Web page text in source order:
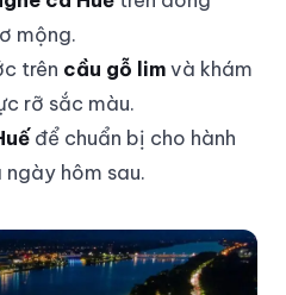
mộng.
trên cầu gỗ limvà khám
rỡ sắc màu.
để chuẩn bị cho hành
hôm sau.